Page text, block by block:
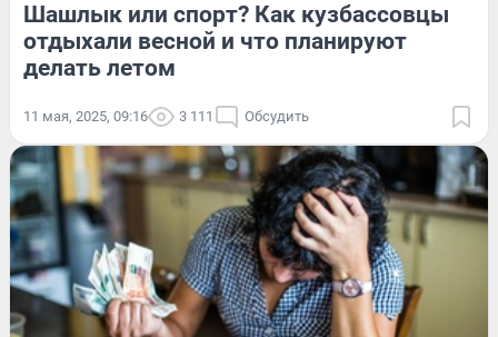
Шашлык или спорт? Как кузбассовцы
отдыхали весной и что планируют
делать летом
11 мая, 2025, 09:16 3 111 Обсудить